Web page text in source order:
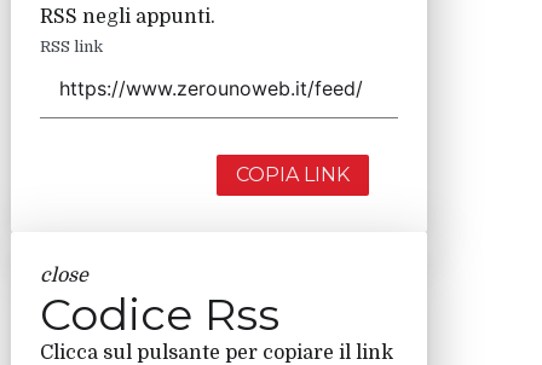
RSS negli appunti.
RSS link
COPIA LINK
close
Codice Rss
Clicca sul pulsante per copiare il link